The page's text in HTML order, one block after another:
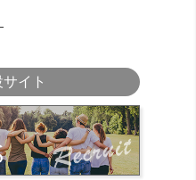
イト